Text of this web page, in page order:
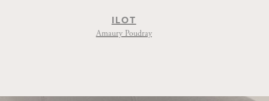
ILOT
Amaury Poudray